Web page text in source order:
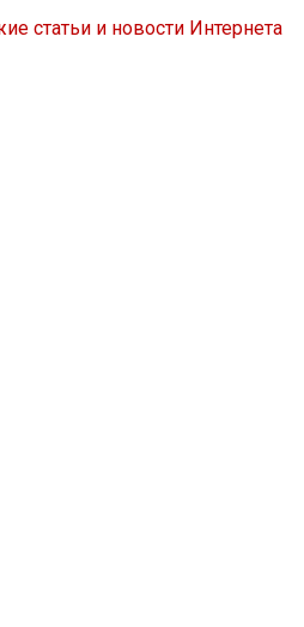
статьи и новости Интернета